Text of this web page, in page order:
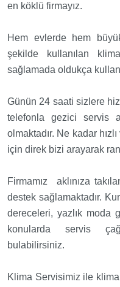
en köklü firmayız.
Hem evlerde hem
şekilde kullanılan
sağlamada oldukça
Günün 24 saati sizlere
telefonla gezici servis
olmaktadır. Ne kadar
için direk bizi arayarak
Firmamız aklınıza
destek sağlamaktadır.
dereceleri, yazlık moda
konularda servis
bulabilirsiniz.
Klima Servisimiz ile